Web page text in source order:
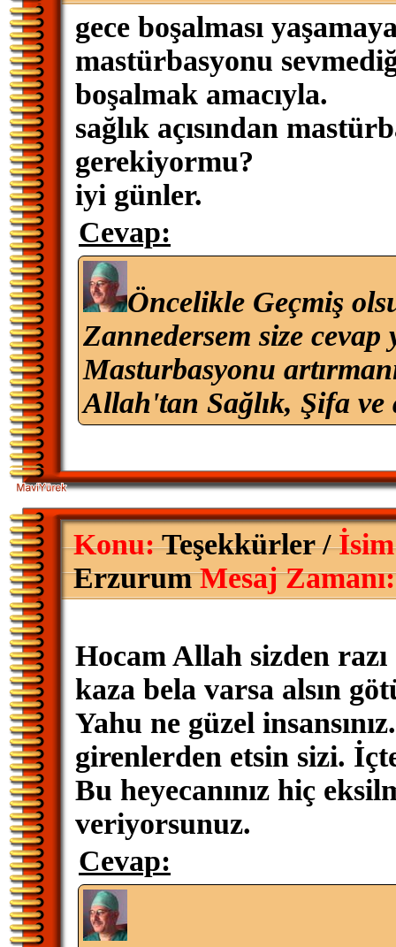
gece boşalması
mastürbasyonu
boşalmak amacıyla.
sağlık açısından
gerekiyormu?
iyi günler.
Cevap:
Öncelikle Geçmiş
Zannedersem size cevap
Masturbasyonu
Allah'tan Sağlık, Şifa
Konu:Teşekkürler /
ErzurumMesaj Zamanı:
Hocam Allah sizden
kaza bela varsa alsın
Yahu ne güzel
girenlerden etsin sizi.
Bu heyecanınız hiç
veriyorsunuz.
Cevap: